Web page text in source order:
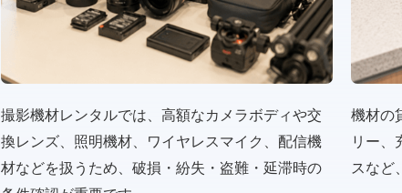
撮影機材レンタルでは、高額なカメラボディや交
換レンズ、照明機材、ワイヤレスマイク、配信機
材などを扱うため、破損・紛失・盗難・延滞時の
機材の
リー、
スなど